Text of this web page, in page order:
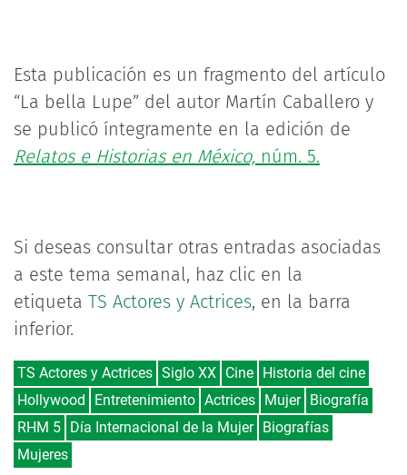
Esta publicación es un fragmento del artículo
“La bella Lupe” del autor Martín Caballero y
se publicó íntegramente en la edición de
Relatos e Historias en México, núm. 5.
Si deseas consultar otras entradas asociadas
a este tema semanal, haz clic en la
etiqueta TS Actores y Actrices, en la barra
inferior.
TS Actores y Actrices Siglo XX Cine Historia del cine
Hollywood
Entretenimiento Actrices Mujer Biografía
RHM 5 Día Internacional de la Mujer Biografías
Mujeres